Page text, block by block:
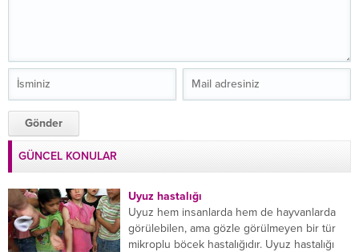
GÜNCEL KONULAR
Uyuz hastalığı
Uyuz hem insanlarda hem de hayvanlarda
görülebilen, ama gözle görülmeyen bir tür
mikroplu böcek hastalığıdır. Uyuz hastalığı